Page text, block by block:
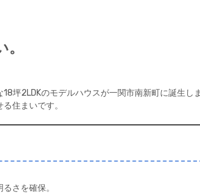
坪2LDKのモデルハウスが一関市南新町に誕生し
住まいです。
さを確保。